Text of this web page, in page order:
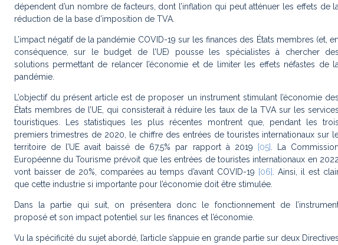
dépendent d’un nombre de facteurs, dont l’inflation qui peut atténuer les effets de
réduction de la base d’imposition de TVA.
L’impact négatif de la pandémie COVID-19 sur les finances des États membres (et, en
conséquence, sur le budget de l’UE) pousse les spécialistes à chercher des
solutions permettant de relancer l’économie et de limiter les effets néfastes de
pandémie.
L’objectif du présent article est de proposer un instrument stimulant l’économie des
États membres de l’UE, qui consisterait à réduire les taux de la TVA sur les services
touristiques. Les statistiques les plus récentes montrent que, pendant les trois
premiers trimestres de 2020, le chiffre des entrées de touristes internationaux sur
territoire de l’UE avait baissé de 67,5% par rapport à 2019
[05]. La Commission
Européenne du Tourisme prévoit que les entrées de touristes internationaux en
vont baisser de 20%, comparées au temps d’avant COVID-19 [06]. Ainsi, il est
que cette industrie si importante pour l’économie doit être stimulée.
Dans la partie qui suit, on présentera donc le fonctionnement de
proposé et son impact potentiel sur les finances et l’économie.
Vu la spécificité du sujet abordé, l’article s’appuie en grande partie sur deux Directives